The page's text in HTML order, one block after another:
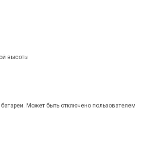
высоты
Может быть отключено пользователем